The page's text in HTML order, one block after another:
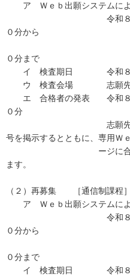
ア Ｗｅｂ出願システムによ
令和８年３月２５
０分から
３月２６日（
０分まで
イ 検査期日 令和８年３
ウ 検査会場 志願先
エ 合格者の発表 令和８年
０分
志願先高等学校に
号を掲示するとともに、専用Ｗ
ージに合格者に受
ます。
（２）再募集 ［通信制課程］
ア Ｗｅｂ出願システムによ
令和８年３月１７
０分から
３月２６日（
０分まで
イ 検査期日 令和８年３